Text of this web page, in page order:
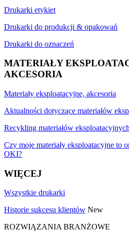
Drukarki etykiet
Drukarki do produkcji & opakowań
Drukarki do oznaczeń
MATERIAŁY
AKCESORIA
Materiały eksploatacyjne, akcesoria
Aktualności dotyczące materiałów
Recykling materiałów eksploatacyjnych
Czy moje materiały eksploatacyjne to
OKI?
WIĘCEJ
Wszystkie drukarki
Historie sukcesu klientów New
ROZWIĄZANIA BRANŻOWE